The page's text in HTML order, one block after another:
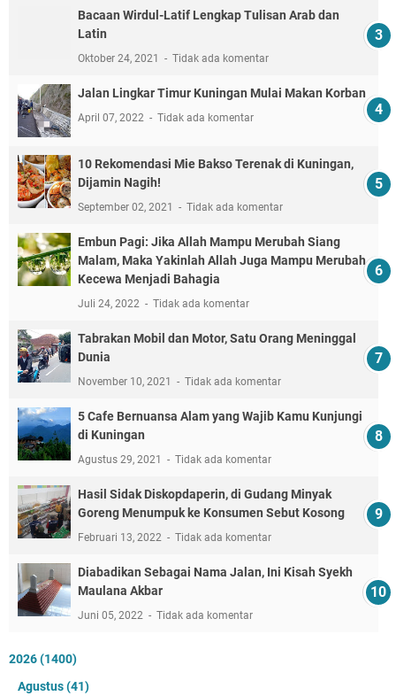
Bacaan Wirdul-Latif Lengkap Tulisan Arab dan
Latin
Oktober 24, 2021 Tidak ada komentar
Jalan Lingkar Timur Kuningan Mulai Makan Korban
April 07, 2022 Tidak ada komentar
10 Rekomendasi Mie Bakso Terenak di Kuningan,
Dijamin Nagih!
September 02, 2021 Tidak ada komentar
Embun Pagi: Jika Allah Mampu Merubah Siang
Malam, Maka Yakinlah Allah Juga Mampu Merubah
Kecewa Menjadi Bahagia
Juli 24, 2022 Tidak ada komentar
Tabrakan Mobil dan Motor, Satu Orang Meninggal
Dunia
November 10, 2021 Tidak ada komentar
5 Cafe Bernuansa Alam yang Wajib Kamu Kunjungi
di Kuningan
Agustus 29, 2021 Tidak ada komentar
Hasil Sidak Diskopdaperin, di Gudang Minyak
Goreng Menumpuk ke Konsumen Sebut Kosong
Februari 13, 2022 Tidak ada komentar
Diabadikan Sebagai Nama Jalan, Ini Kisah Syekh
Maulana Akbar
Juni 05, 2022 Tidak ada komentar
2026(1400)
Agustus(41)